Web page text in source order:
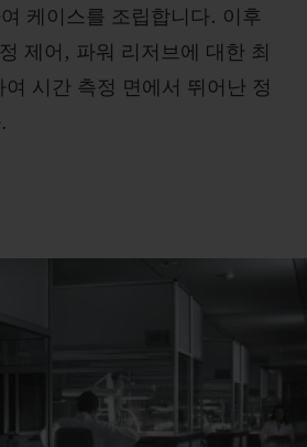
케이스를 조립합니다. 이후
제어, 파워 리저브에 대한 최
시간 측정 면에서 뛰어난 정